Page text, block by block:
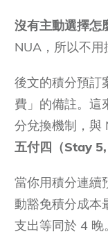
沒有主動選擇怎
NUA，所以不用
後文的積分預訂
費」的備註。
分兌換機制，與
五付四（Stay 5,
當你用積分連續
動豁免積分成
支出等同於 4